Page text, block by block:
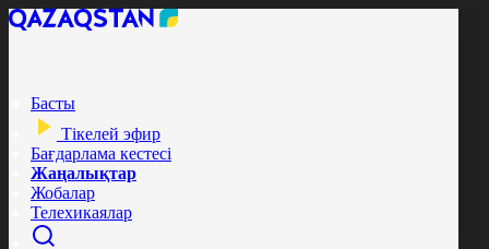
Басты
Тікелей эфир
Бағдарлама кестесі
Жаңалықтар
Жобалар
Телехикаялар